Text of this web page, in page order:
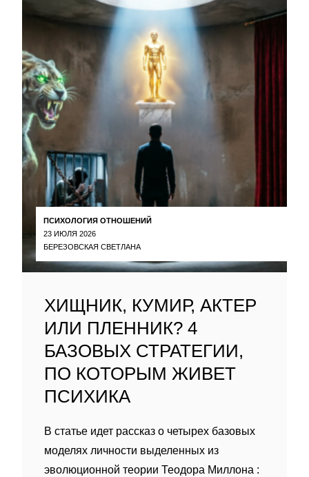
ПСИХОЛОГИЯ ОТНОШЕНИЙ
23 ИЮЛЯ 2026
БЕРЕЗОВСКАЯ СВЕТЛАНА
ХИЩНИК, КУМИР, АКТЕР
ИЛИ ПЛЕННИК? 4
БАЗОВЫХ СТРАТЕГИИ,
ПО КОТОРЫМ ЖИВЕТ
ПСИХИКА
В статье идет рассказ о четырех базовых
моделях личности выделенных из
эволюционной теории Теодора Миллона :